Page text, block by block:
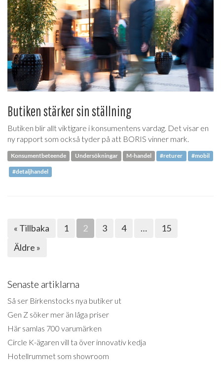
Butiken stärker sin ställning
Butiken blir allt viktigare i konsumentens vardag. Det visar en
ny rapport som också tyder på att BORIS vinner mark.
Konsumentbeteende Undersökningar M-handel #returer #mobil
#detaljhandel
« Tillbaka 1 2 3 4 …
15
Äldre »
Senaste artiklarna
Så ser Birkenstocks nya butiker ut
Gen Z söker mer än låga priser
Här samlas 700 varumärken
Circle K-ägaren vill ta över innovativ kedja
Hotellrummet som showroom